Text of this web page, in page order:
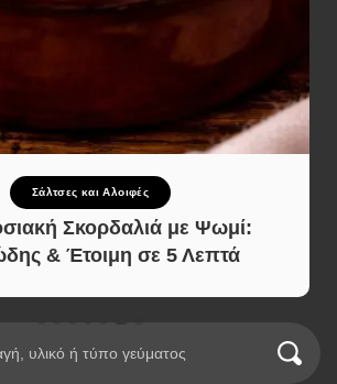
Σάλτσες και Αλοιφές
Σκορδαλιά με Ψωμί:
& Έτοιμη σε 5 Λεπτά